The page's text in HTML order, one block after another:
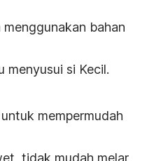
bahan
menyusui si Kecil.
mempermudah
tidak mudah melar